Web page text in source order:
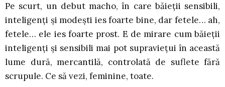
Pe scurt, un debut macho, în care băieții sensibili,
inteligenți și modești ies foarte bine, dar fetele… ah,
fetele… ele ies foarte prost. E de mirare cum băieții
inteligenți și sensibili mai pot supraviețui în această
lume dură, mercantilă, controlată de suflete fără
scrupule. Ce să vezi, feminine, toate.